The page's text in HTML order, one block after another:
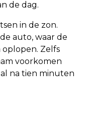
de dag.
in de zon.
auto, waar de
Zelfs
voorkomen
na tien minuten